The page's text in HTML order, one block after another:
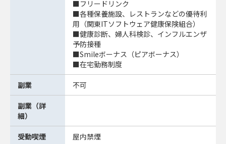
■フリードリンク
■各種保養施設、レストランなどの優待利
用（関東ITソフトウェア健康保険組合）
■健康診断、婦人科検診、インフルエンザ
予防接種
■Smileボーナス（ピアボーナス）
■在宅勤務制度
副業 不可
副業（詳
細）
受動喫煙 屋内禁煙